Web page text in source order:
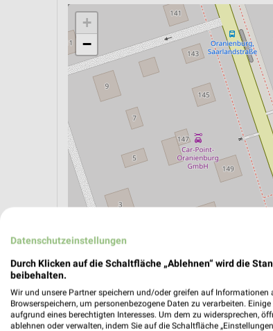
+
−
ÖPNV ANZEIGEN
Datenschutzeinstellungen
Durch Klicken auf die Schaltfläche „Ablehnen“ wird die
beibehalten.
Wir und unsere Partner speichern und/oder greifen auf Informationen
Browserspeichern, um personenbezogene Daten zu verarbeiten.
aufgrund eines berechtigten Interesses. Um dem zu widersprechen,
ablehnen oder verwalten, indem Sie auf die Schaltfläche